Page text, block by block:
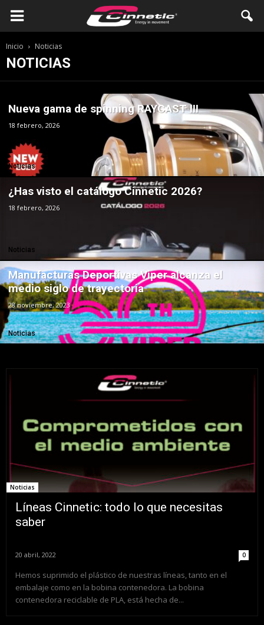
Inicio Noticias
NOTICIAS
Noticias
Nueva gama de spinning RAYCAST III
18 febrero, 2026
Noticias
¿Has visto el catálogo Cinnetic 2026?
18 febrero, 2026
Noticias
Manufacturas Deportivas Viper alcanza el
medio siglo de trayectoria
28 noviembre, 2023
Noticias
Líneas Cinnetic: todo lo que necesitas
saber
20 abril, 2022 0
Hemos suprimido el plástico de nuestras líneas, tanto en el
embalaje como en la bobina contenedora. La bobina
contenedora reciclable de PLA, está hecha de...